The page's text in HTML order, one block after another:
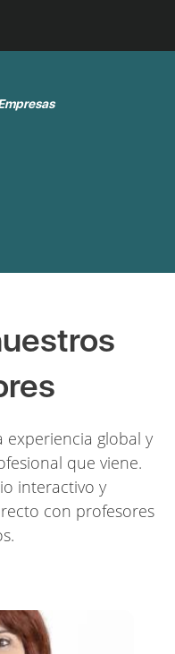
global y
que viene.
interactivo y
con profesores